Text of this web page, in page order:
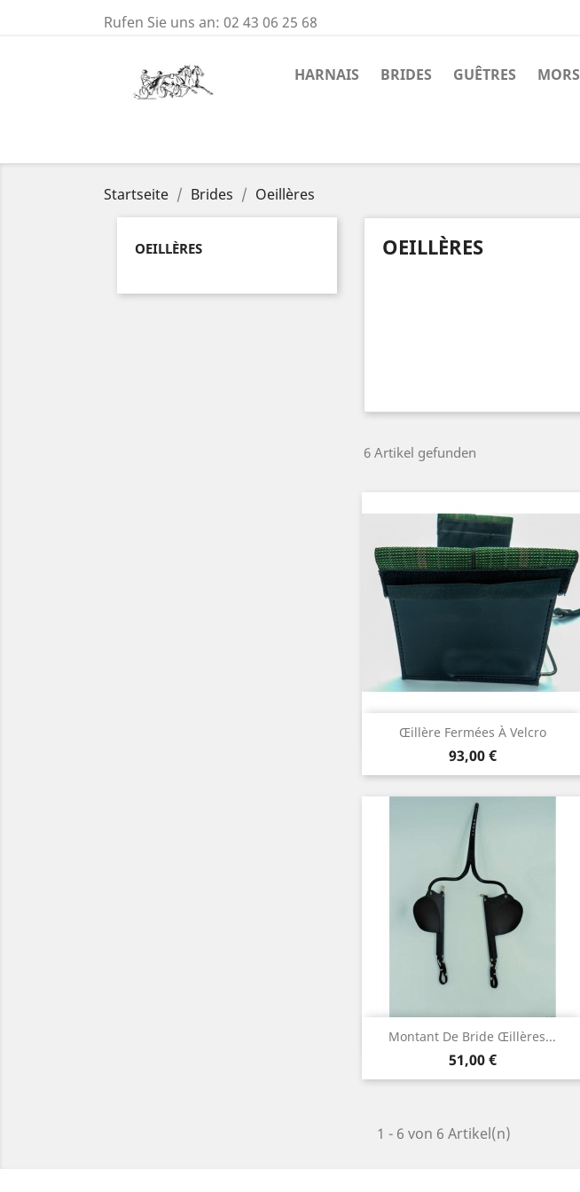
Rufen Sie uns an: 02 43 06 25 68
HARNAIS BRIDES GUÊTRES MORS
Startseite Brides Oeillères
OEILLÈRES OEILLÈRES
6 Artikel gefunden
Œillère Fermées À Velcro
Preis
93,00 €
Vorschau
Montant De Bride Œillères...
Preis
51,00 €
Vorschau
1 - 6 von 6 Artikel(n)